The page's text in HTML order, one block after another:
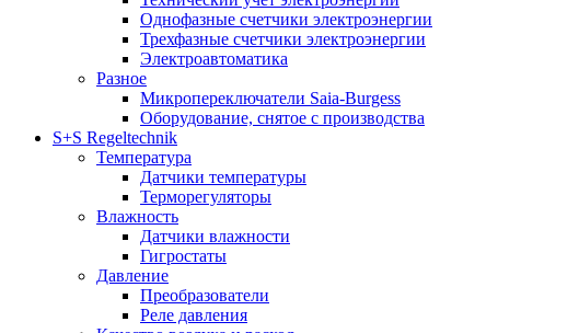
Однофазные счетчики электроэнергии
Трехфазные счетчики электроэнергии
Электроавтоматика
Разное
Микропереключатели Saia-Burgess
Оборудование, снятое с производства
S+S Regeltechnik
Температура
Датчики температуры
Терморегуляторы
Влажность
Датчики влажности
Гигростаты
Давление
Преобразователи
Реле давления